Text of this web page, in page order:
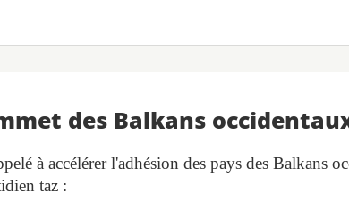
des Balkans
à accélérer l'adhésion des pays des Balkans
taz :